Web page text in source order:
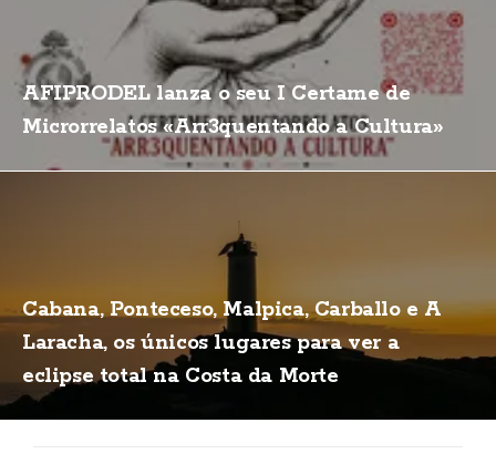
AFIPRODEL lanza o seu I Certame de
Microrrelatos «Arr3quentando a Cultura»
Cabana, Ponteceso, Malpica, Carballo e A
Laracha, os únicos lugares para ver a
eclipse total na Costa da Morte